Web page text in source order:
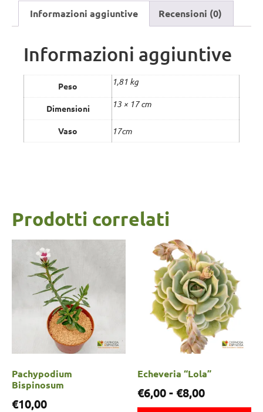
Informazioni aggiuntive Recensioni (0)
Informazioni aggiuntive
Peso 1,81 kg
Dimensioni 13 × 17 cm
Vaso 17cm
Prodotti correlati
Pachypodium
Bispinosum
€10,00
Echeveria “Lola”
€6,00- €8,00